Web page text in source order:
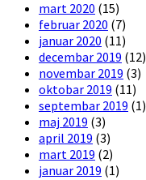
mart 2020 (15)
februar 2020 (7)
januar 2020 (11)
decembar 2019 (12)
novembar 2019 (3)
oktobar 2019 (11)
septembar 2019 (1)
maj 2019 (3)
april 2019 (3)
mart 2019 (2)
januar 2019 (1)